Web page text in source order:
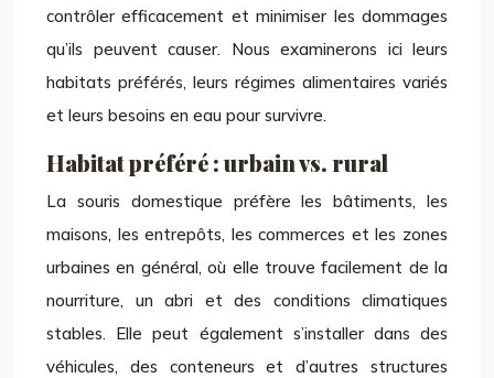
contrôler efficacement et minimiser les dommages
qu’ils peuvent causer. Nous examinerons ici leurs
habitats préférés, leurs régimes alimentaires variés
et leurs besoins en eau pour survivre.
Habitat préféré : urbain vs. rural
La souris domestique préfère les bâtiments, les
maisons, les entrepôts, les commerces et les zones
urbaines en général, où elle trouve facilement de la
nourriture, un abri et des conditions climatiques
stables. Elle peut également s’installer dans des
véhicules, des conteneurs et d’autres structures